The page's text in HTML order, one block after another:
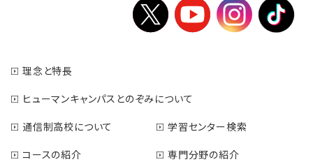
理念と特長
ヒューマンキャンパスとのぞみについて
通信制高校について
学習センター検索
コースの紹介
専門分野の紹介